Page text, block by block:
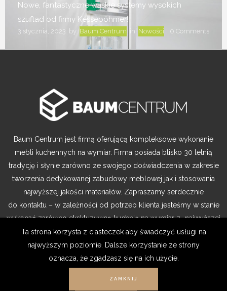
Nowe, fantastyczne wąskie systemy wysokich
szuflad od firmy Kesseböhmer!
3 stycznia, 2023 by Baum Centrum in Nowości 0 Comments
Baum Centrum jest firmą oferującą kompleksowe wykonanie
mebli kuchennych na wymiar. Firma posiada blisko 30 letnią
tradycję i słynie zarówno ze swojego doświadczenia w zakresie
tworzenia dedykowanej zabudowy meblowej jak i stosowania
najwyższej jakości materiałów. Zapraszamy serdecznie
do kontaktu – w zależności od potrzeb klienta jesteśmy w stanie
wykonać zarówno ekskluzywną kuchnię na wymiar z „najwyższej
półki” jak i funkcjonalną kuchenną zabudowę modułową
w bardzo przystępnej cenie.
Ta strona korzysta z ciasteczek aby świadczyć usługi na
najwyższym poziomie. Dalsze korzystanie ze strony
oznacza, że zgadzasz się na ich użycie.
ZAMKNIJ